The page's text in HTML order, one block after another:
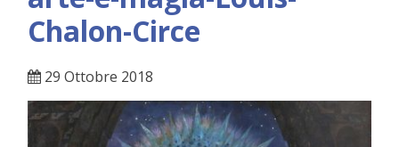
Chalon-Circe
29 Ottobre 2018